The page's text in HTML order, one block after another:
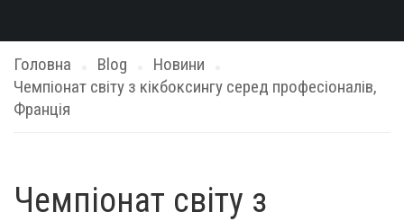
Головна Blog
Новини
Чемпіонат світу з кікбоксингу серед професіоналів,
Франція
Чемпіонат світу з